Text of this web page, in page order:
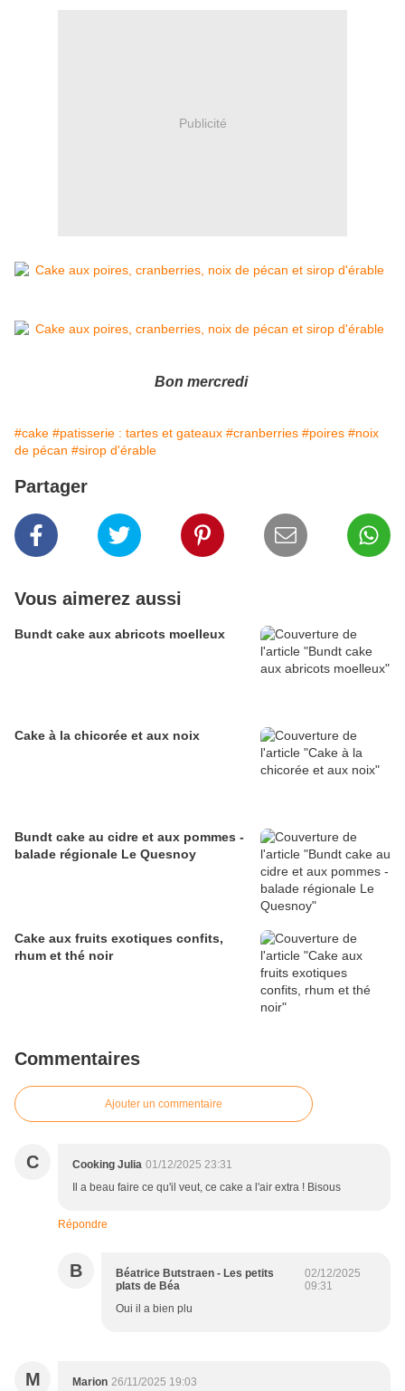
Publicité
Bon mercredi
#cake #patisserie : tartes et gateaux #cranberries #poires #noix
de pécan #sirop d'érable
Partager
Vous aimerez aussi
Bundt cake aux abricots moelleux
Cake à la chicorée et aux noix
Bundt cake au cidre et aux pommes -
balade régionale Le Quesnoy
Cake aux fruits exotiques confits,
rhum et thé noir
Commentaires
Ajouter un commentaire
C Cooking Julia 01/12/2025 23:31
Il a beau faire ce qu'il veut, ce cake a l'air extra ! Bisous
Répondre
B
Béatrice Butstraen - Les petits
plats de Béa
02/12/2025
09:31
Oui il a bien plu
M Marion 26/11/2025 19:03